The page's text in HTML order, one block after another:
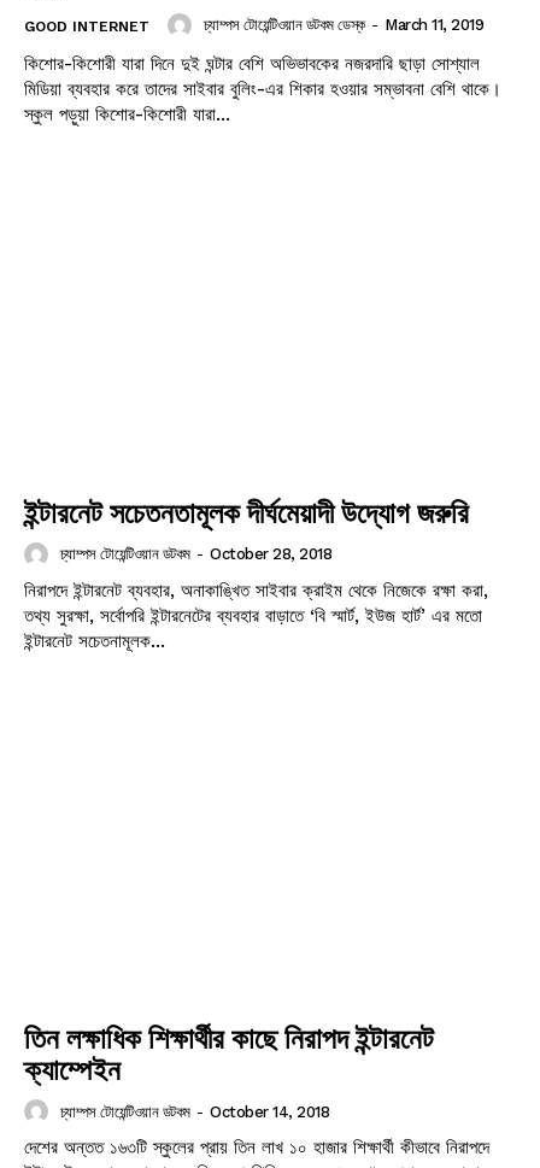
GOOD INTERNET চ্যাম্পস টোয়েন্টিওয়ান ডটকম ডেস্ক - March 11, 2019
কিশোর-কিশোরী যারা দিনে দুই ঘন্টার বেশি অভিভাবকের নজরদারি ছাড়া সোশ্যাল
মিডিয়া ব্যবহার করে তাদের সাইবার বুলিং-এর শিকার হওয়ার সম্ভাবনা বেশি থাকে।
স্কুল পড়ুয়া কিশোর-কিশোরী যারা...
ইন্টারনেট সচেতনতামূলক দীর্ঘমেয়াদী উদ্যোগ জরুরি
চ্যাম্পস টোয়েন্টিওয়ান ডটকম - October 28, 2018
নিরাপদে ইন্টারনেট ব্যবহার, অনাকাঙ্খিত সাইবার ক্রাইম থেকে নিজেকে রক্ষা করা,
তথ্য সুরক্ষা, সর্বোপরি ইন্টারনেটের ব্যবহার বাড়াতে ‘বি স্মার্ট, ইউজ হার্ট’ এর মতো
ইন্টারনেট সচেতনামূলক...
তিন লক্ষাধিক শিক্ষার্থীর কাছে নিরাপদ ইন্টারনেট
ক্যাম্পেইন
চ্যাম্পস টোয়েন্টিওয়ান ডটকম - October 14, 2018
দেশের অন্তত ১৬৩টি স্কুলের প্রায় তিন লাখ ১০ হাজার শিক্ষার্থী কীভাবে নিরাপদে